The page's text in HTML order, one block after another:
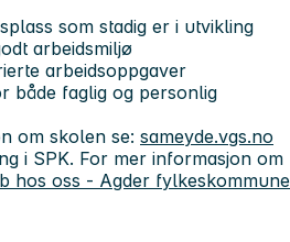
som stadig er i utvikling
arbeidsmiljø
arbeidsoppgaver
både faglig og personlig
om skolen se: sameyde.vgs.no
i SPK. For mer informasjon om
hos oss - Agder fylkeskommune